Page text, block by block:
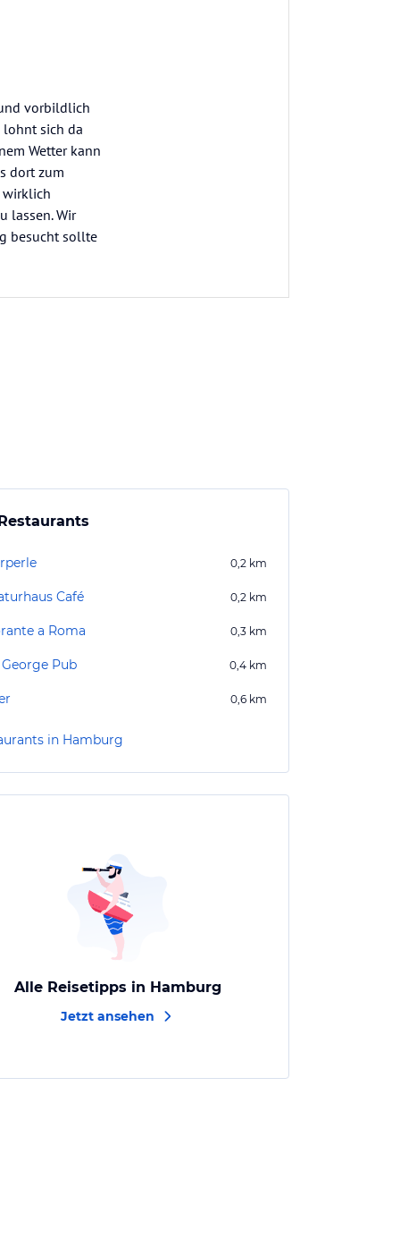
vorbildlich
lohnt sich da
Wetter kann
dort zum
wirklich
lassen. Wir
besucht sollte
0,2 km
Café 0,2 km
a Roma 0,3 km
Pub 0,4 km
0,6 km
in Hamburg
Alle Reisetipps in Hamburg
Jetzt ansehen